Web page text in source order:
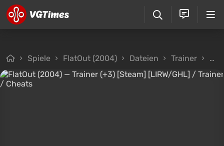
Spiele FlatOut (2004) Dateien Trainer